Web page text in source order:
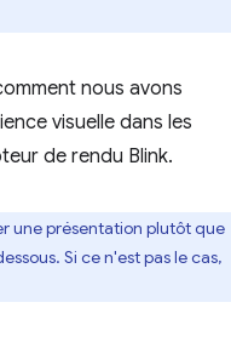
nous avons
visuelle dans les
de rendu Blink.
une présentation plutôt que
Si ce n'est pas le cas,